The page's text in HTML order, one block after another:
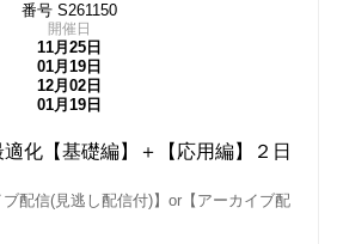
番号 S261150
開催日
11月25日
01月19日
12月02日
01月19日
化【基礎編】＋【応用編】２日
配信(見逃し配信付)】or【アーカイブ配